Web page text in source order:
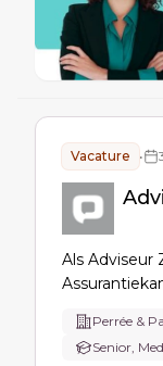
Vacature •
Als Adviseur
Perrée &
Senior,